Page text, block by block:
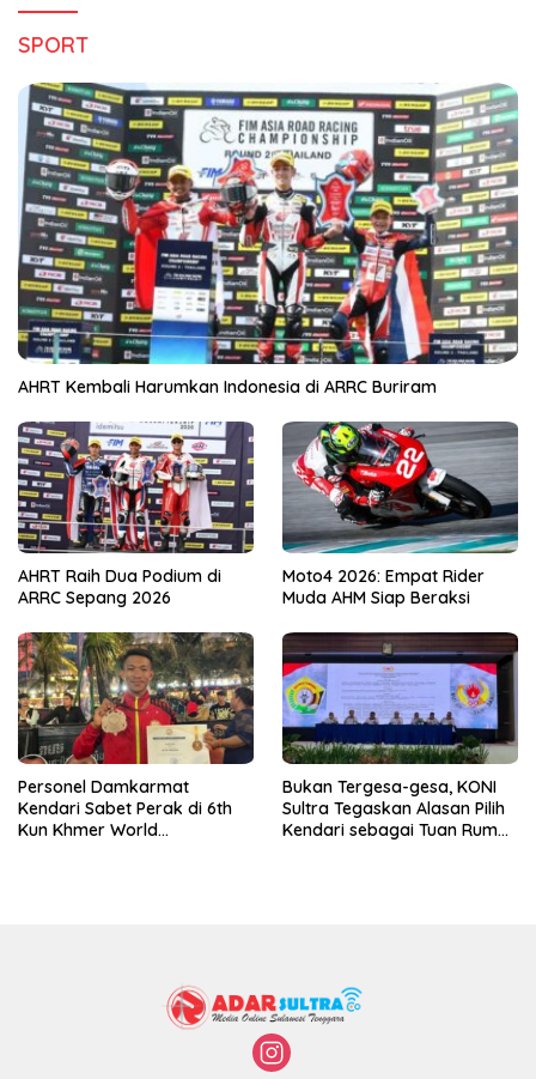
SPORT
AHRT Kembali Harumkan Indonesia di ARRC Buriram
AHRT Raih Dua Podium di
ARRC Sepang 2026
Moto4 2026: Empat Rider
Muda AHM Siap Beraksi
Personel Damkarmat
Kendari Sabet Perak di 6th
Kun Khmer World
Bukan Tergesa-gesa, KONI
Sultra Tegaskan Alasan Pilih
Kendari sebagai Tuan Rumah